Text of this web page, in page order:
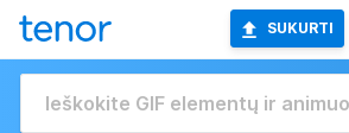
SUKURTI